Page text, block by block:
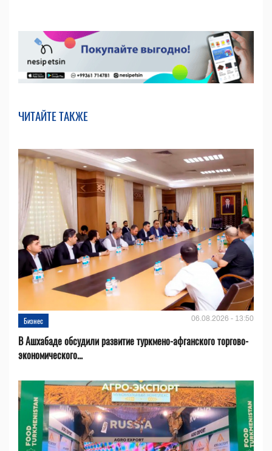
ЧИТАЙТЕ ТАКЖЕ
Бизнес 06.08.2026 - 13:50
В Ашхабаде обсудили развитие туркмено-афганского торгово-
экономического...